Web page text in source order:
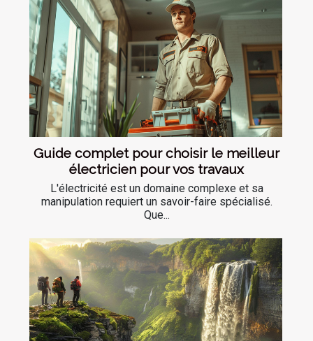
Guide complet pour choisir le meilleur
électricien pour vos travaux
L'électricité est un domaine complexe et sa
manipulation requiert un savoir-faire spécialisé.
Que...